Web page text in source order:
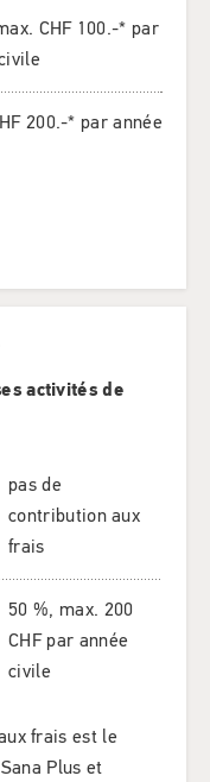
CHF 100.-* par
200.-* par année
activités de
pas de
contribution aux
frais
50 %, max. 200
CHF par année
civile
frais est le
Plus et